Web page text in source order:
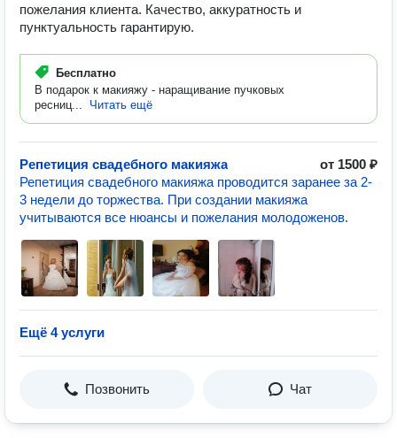
пожелания клиента. Качество, аккуратность и
пунктуальность гарантирую.
Бесплатно
В подарок к макияжу - наращивание пучковых
ресниц...
Читать ещё
Репетиция свадебного макияжа
от 1500 ₽
Репетиция свадебного макияжа проводится заранее за 2-
3 недели до торжества. При создании макияжа
учитываются все нюансы и пожелания молодоженов.
Ещё 4 услуги
Позвонить Чат